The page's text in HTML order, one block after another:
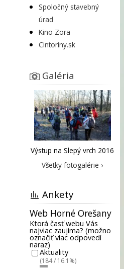
Spoločný stavebný
úrad
Kino Zora
Cintoríny.sk
Galéria
Výstup na Slepý vrch 2016
Všetky fotogalérie ›
Ankety
Web Horné Orešany
Ktorá časť webu Vás
najviac zaujíma? (možno
označiť viac odpovedí
naraz)
Aktuality
(184 / 16.1%)